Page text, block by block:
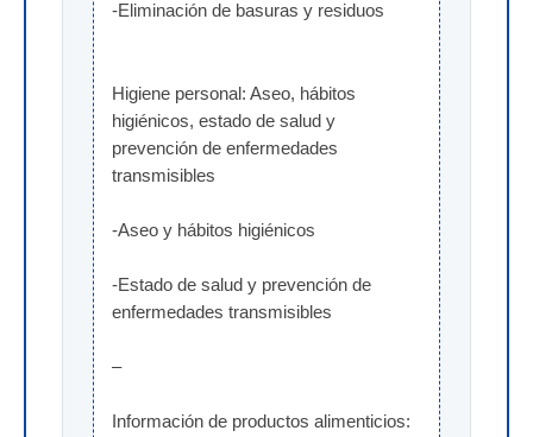
-Eliminación de basuras y residuos
Higiene personal: Aseo, hábitos
higiénicos, estado de salud y
prevención de enfermedades
transmisibles
-Aseo y hábitos higiénicos
-Estado de salud y prevención de
enfermedades transmisibles
–
Información de productos alimenticios: